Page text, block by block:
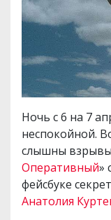
Ночь с 6 на 7
неспокойной.
слышны
Оперативный»
фейсбуке
Анатолия